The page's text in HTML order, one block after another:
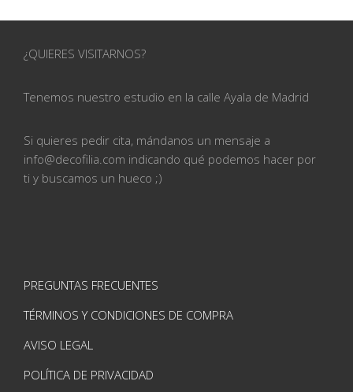
¿QUIERES VISITARNOS?
Tenemos nuestro estudio en la calle Ayala de Madrid
Si quieres pedir cita, mándanos un mensaje a
info@decofilia.com indicando qué podemos hacer por
ti y buscamos un hueco ;)
PREGUNTAS FRECUENTES
TÉRMINOS Y CONDICIONES DE COMPRA
AVISO LEGAL
POLÍTICA DE PRIVACIDAD